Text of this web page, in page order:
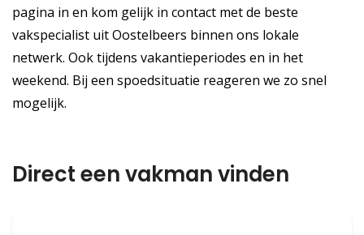
pagina in en kom gelijk in contact met de beste
vakspecialist uit Oostelbeers binnen ons lokale
netwerk. Ook tijdens vakantieperiodes en in het
weekend. Bij een spoedsituatie reageren we zo snel
mogelijk.
Direct een vakman vinden